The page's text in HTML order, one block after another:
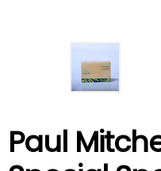
Paul